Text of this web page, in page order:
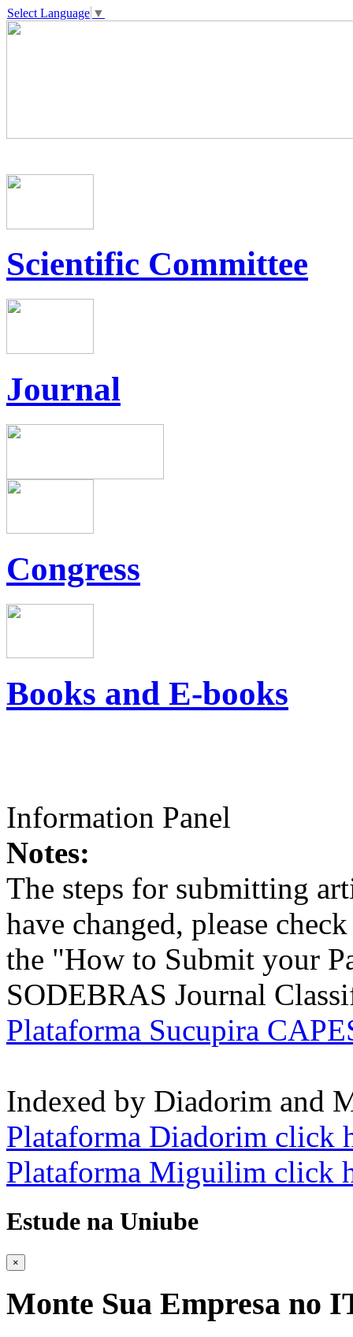
Select Language ▼
Scientific Committee
Journal
Congress
Books and E-books
Information Panel
Notes:
The steps for submitting
have changed, please
the "How to Submit your
SODEBRAS Journal
Plataforma Sucupira
Indexed by Diadorim and
Plataforma Diadorim click
Plataforma Miguilim click
Estude na Uniube
×
Monte Sua Empresa no